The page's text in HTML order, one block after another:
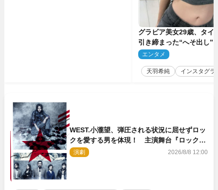
グラビア美女29歳、タイ
引き締まった“へそ出し”
「可愛い過ぎる」
エンタメ
天羽希純 インスタグラ
WEST.小瀧望、弾圧される状況に屈せずロッ
クを愛する男を体現！ 主演舞台『ロックン
ロール』ビジュアル解禁
演劇 2026/8/8 12:00